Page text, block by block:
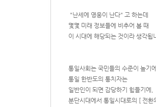
"난세에 영웅이 난다" 고 하는데
몇몇 미래 정보들에 비추어 볼 때
이 시대에 해당되는 것이라 생각됩
통일사회는 국민들의 수준이 높기
통일 한반도의 통치자는
일반인이 되면 감당하기 힘들기에,
분단시대에서 통일시대로의 [ 전환